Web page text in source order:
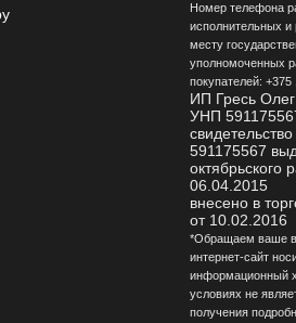
Номер телефона
исполнительных и
месту
уполномоченных
покупателей:
ИП Гресь
УНП
591175567
октябрьского
06.04.2015
внесено в
от 10.02.2016
*Обращаем ваше
интернет-сайт
информационный
условиях не
получения